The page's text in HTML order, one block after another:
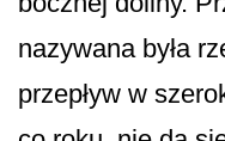
nazywana była
przepływ w